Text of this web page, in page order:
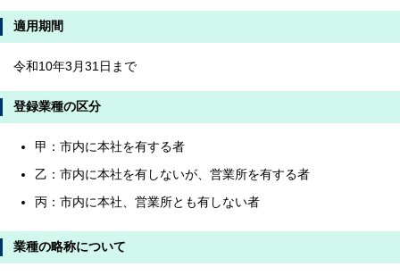
適用期間
令和10年3月31日まで
登録業種の区分
甲：市内に本社を有する者
乙：市内に本社を有しないが、営業所を有する者
丙：市内に本社、営業所とも有しない者
業種の略称について